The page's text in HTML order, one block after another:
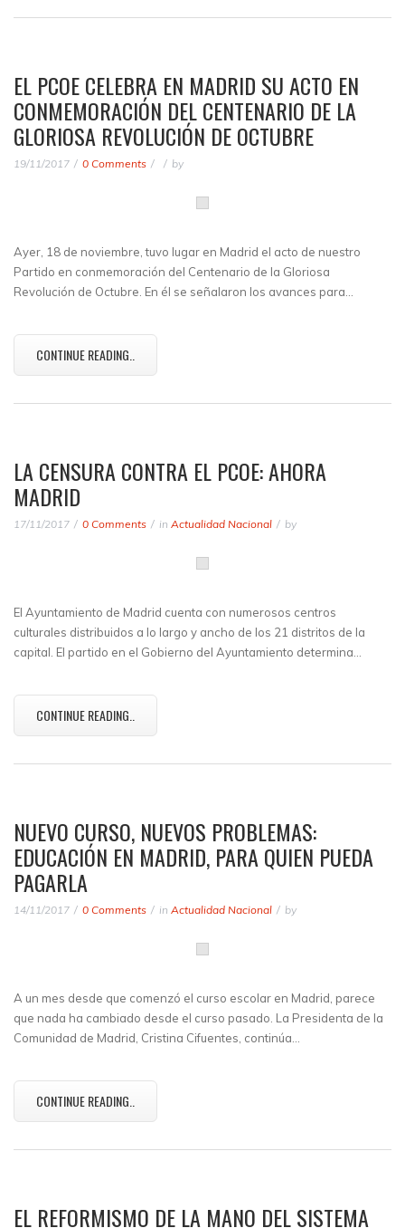
EL PCOE CELEBRA EN MADRID SU ACTO EN
CONMEMORACIÓN DEL CENTENARIO DE LA
GLORIOSA REVOLUCIÓN DE OCTUBRE
19/11/2017 0 Comments by
Ayer, 18 de noviembre, tuvo lugar en Madrid el acto de nuestro
Partido en conmemoración del Centenario de la Gloriosa
Revolución de Octubre. En él se señalaron los avances para…
CONTINUE READING..
LA CENSURA CONTRA EL PCOE: AHORA
MADRID
17/11/2017 0 Comments in Actualidad Nacional by
El Ayuntamiento de Madrid cuenta con numerosos centros
culturales distribuidos a lo largo y ancho de los 21 distritos de la
capital. El partido en el Gobierno del Ayuntamiento determina…
CONTINUE READING..
NUEVO CURSO, NUEVOS PROBLEMAS:
EDUCACIÓN EN MADRID, PARA QUIEN PUEDA
PAGARLA
14/11/2017 0 Comments in Actualidad Nacional by
A un mes desde que comenzó el curso escolar en Madrid, parece
que nada ha cambiado desde el curso pasado. La Presidenta de la
Comunidad de Madrid, Cristina Cifuentes, continúa…
CONTINUE READING..
EL REFORMISMO DE LA MANO DEL SISTEMA